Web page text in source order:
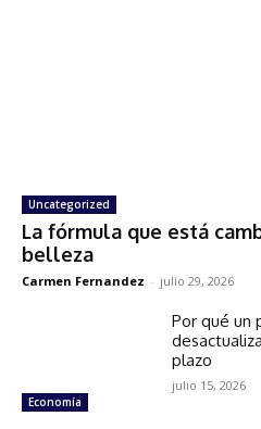
Uncategorized
La fórmula que está
belleza
Carmen Fernandez - julio 29, 2026
Economía
Por qué un
plazo
julio 15, 2026